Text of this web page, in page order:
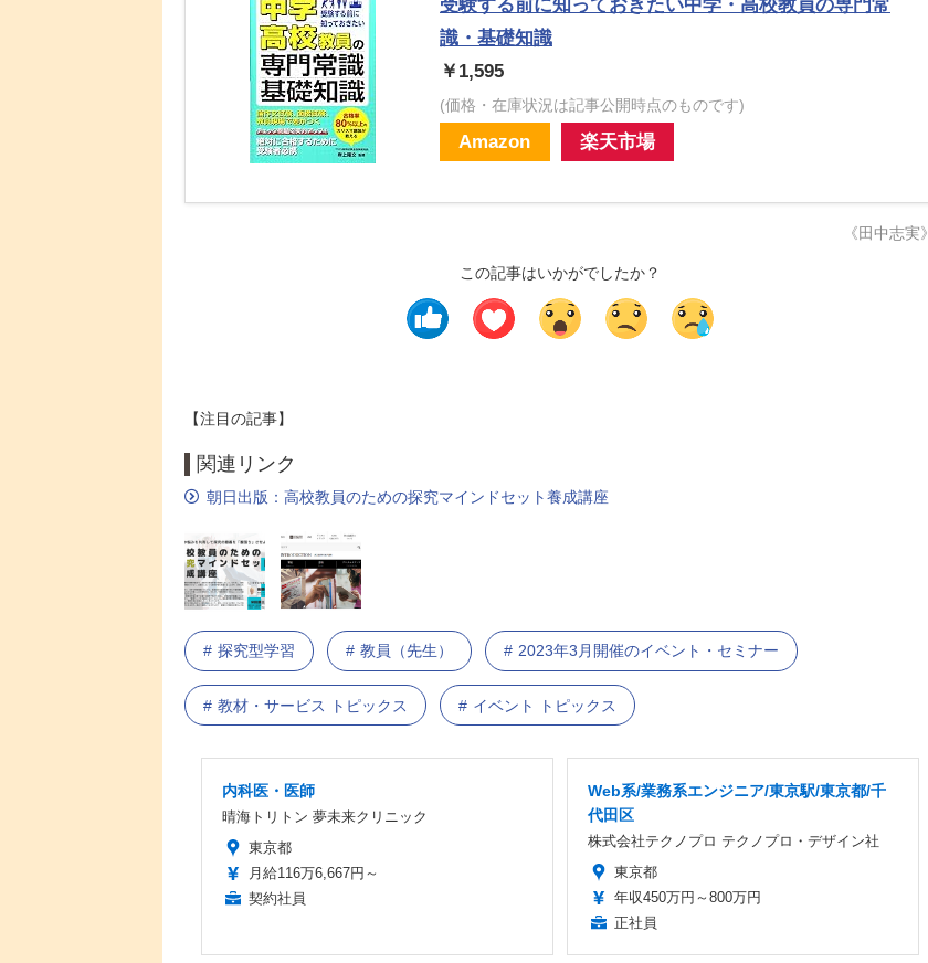
受験する前に知っておきたい中学・高校教員の専門常
識・基礎知識
￥1,595
(価格・在庫状況は記事公開時点のものです)
Amazon 楽天市場
《田中志実》
この記事はいかがでしたか？
【注目の記事】
関連リンク
朝日出版：高校教員のための探究マインドセット養成講座
探究型学習 教員（先生） 2023年3月開催のイベント・セミナー
教材・サービス トピックス イベント トピックス
内科医・医師
晴海トリトン 夢未来クリニック
東京都
月給116万6,667円～
契約社員
Web系/業務系エンジニア/東京駅/東京都/千
代田区
株式会社テクノプロ テクノプロ・デザイン社
東京都
年収450万円～800万円
正社員